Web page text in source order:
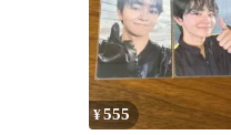
¥555